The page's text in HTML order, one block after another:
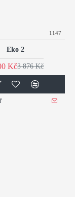
1147
Eko 2
Kč3 876 Kč